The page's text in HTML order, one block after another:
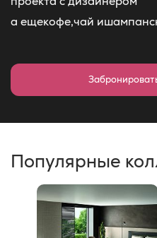
а ещекофе,чай и
Популярные